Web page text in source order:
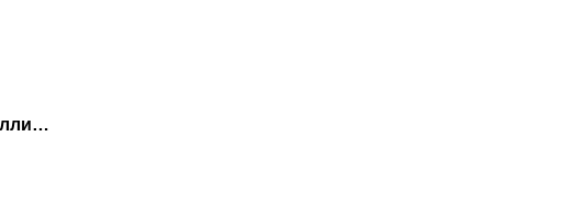
Астронавтка показала, как моет голову в космосе. Ролик набрал миллионы просмотров